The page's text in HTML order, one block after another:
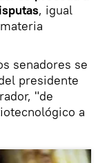
, igual
senadores se
presidente
"de
a